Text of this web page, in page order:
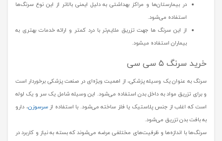
در بیمارستان‌ها و مراکز بهداشتی به دلیل ایمنی بالاتر از این نوع سرنگ‌ها
استفاده می‌شود.
از این سرنگ ها جهت تزریق ملایم‌تر با درد کمتر و ارائه خدمات بهتری به
بیماران استفاده میشود.
خرید سرنگ ۵ سی سی
سرنگ به عنوان یک وسیله پزشکی، از اهمیت ویژه‌ای در صنعت پزشکی برخوردار است
و برای تزریق مواد به داخل بدن استفاده می‌شود. این وسیله شامل یک سر و یک لوله
است که اغلب از جنس پلاستیک یا فلز ساخته می‌شود. با استفاده ازسرسوزن، دارو
به بافت بدن تزریق می‌شود.
سرنگ‌ها با اندازه‌ها و ظرفیت‌های مختلفی عرضه می‌شوند که بسته به نیاز و کاربرد در